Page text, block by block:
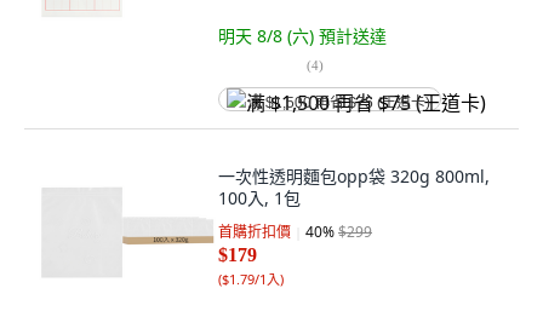
明天 8/8 (六) 預計送達
(4)
满 $1,500 再省 $75 (王道卡)
一次性透明麵包opp袋 320g 800ml,
100入, 1包
首購折扣價 40%$299
$179
($1.79/1入)